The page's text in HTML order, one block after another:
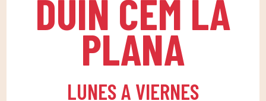
fomenta el
compañerismo. ​Para
ello, apostamos por una
cuota familiar que
permita a toda la
DUIN CEM LA
PLANA
LUNES A VIERNES